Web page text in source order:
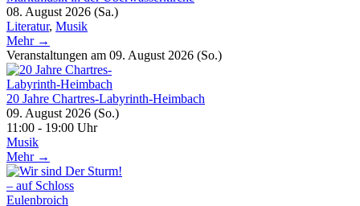
08. August 2026 (Sa.)
Literatur, Musik
Mehr →
Veranstaltungen am 09. August 2026 (So.)
20 Jahre Chartres-Labyrinth-Heimbach
09. August 2026 (So.)
11:00 - 19:00 Uhr
Musik
Mehr →